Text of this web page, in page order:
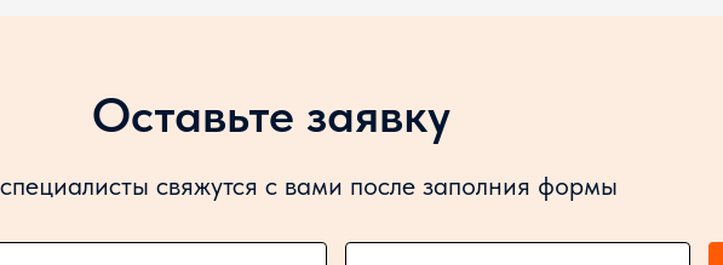
Оставьте заявку
свяжутся с вами после заполния формы